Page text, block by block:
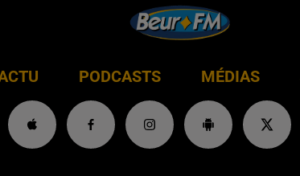
PODCASTS MÉDIAS